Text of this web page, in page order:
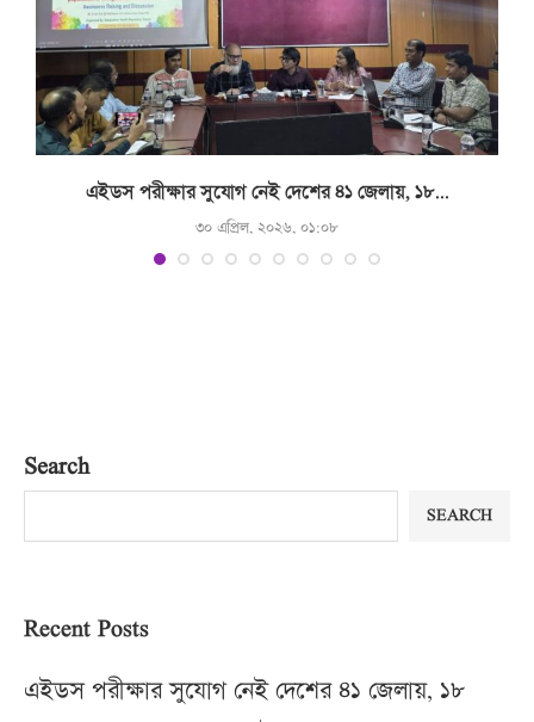
এইডস পরীক্ষার সুযোগ নেই দেশের ৪১ জেলায়, ১৮...
৩০ এপ্রিল, ২০২৬, ০১:০৮
Search
SEARCH
Recent Posts
এইডস পরীক্ষার সুযোগ নেই দেশের ৪১ জেলায়, ১৮